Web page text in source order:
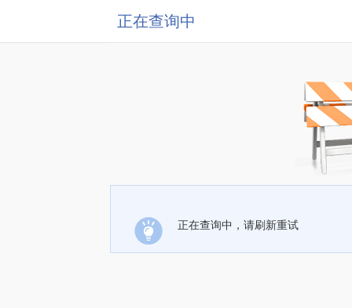
正在查询中
正在查询中，请刷新重试